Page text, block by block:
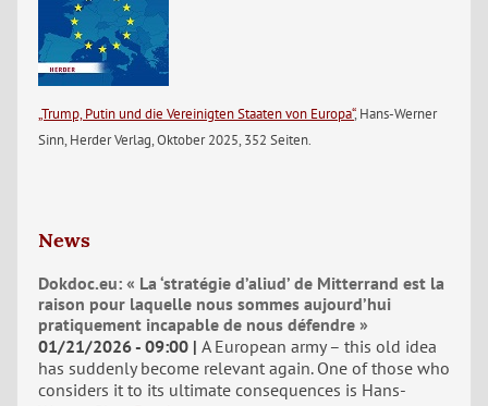
„Trump, Putin und die Vereinigten Staaten von Europa“, Hans-Werner
Sinn, Herder Verlag, Oktober 2025, 352 Seiten.
News
Dokdoc.eu: « La ‘stratégie d’aliud’ de Mitterrand est la
raison pour laquelle nous sommes aujourd’hui
pratiquement incapable de nous défendre »
01/21/2026 - 09:00 A European army – this old idea
has suddenly become relevant again. One of those who
considers it to its ultimate consequences is Hans-